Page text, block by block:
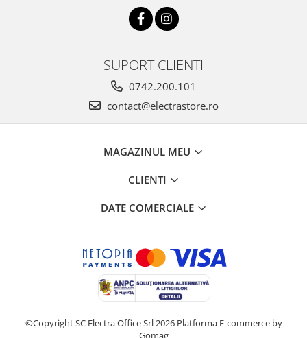
SUPORT CLIENTI
0742.200.101
contact@electrastore.ro
MAGAZINUL MEU
CLIENTI
DATE COMERCIALE
©Copyright SC Electra Office Srl 2026 Platforma E-commerce by
Gomag